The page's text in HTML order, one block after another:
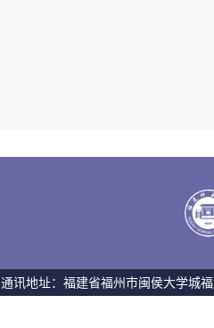
通讯地址：福建省福州市闽侯大学城